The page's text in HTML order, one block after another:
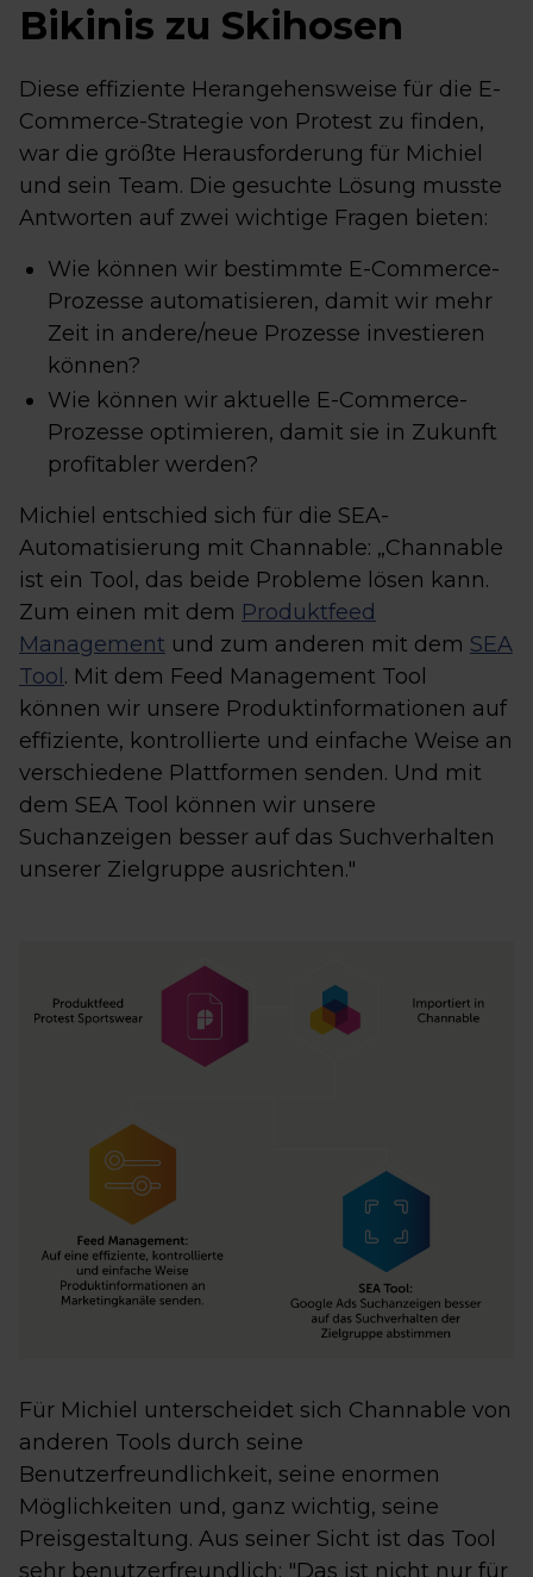
Bikinis zu Skihosen
Diese effiziente Herangehensweise für die E-
Commerce-Strategie von Protest zu finden,
war die größte Herausforderung für Michiel
und sein Team. Die gesuchte Lösung musste
Antworten auf zwei wichtige Fragen bieten:
Wie können wir bestimmte E-Commerce-
Prozesse automatisieren, damit wir mehr
Zeit in andere/neue Prozesse investieren
können?
Wie können wir aktuelle E-Commerce-
Prozesse optimieren, damit sie in Zukunft
profitabler werden?
Michiel entschied sich für die SEA-
Automatisierung mit Channable: „Channable
ist ein Tool, das beide Probleme lösen kann.
Zum einen mit dem Produktfeed
Management und zum anderen mit dem SEA
Tool. Mit dem Feed Management Tool
können wir unsere Produktinformationen auf
effiziente, kontrollierte und einfache Weise an
verschiedene Plattformen senden. Und mit
dem SEA Tool können wir unsere
Suchanzeigen besser auf das Suchverhalten
unserer Zielgruppe ausrichten."
Für Michiel unterscheidet sich Channable von
anderen Tools durch seine
Benutzerfreundlichkeit, seine enormen
Möglichkeiten und, ganz wichtig, seine
Preisgestaltung. Aus seiner Sicht ist das Tool
sehr benutzerfreundlich: "Das ist nicht nur für